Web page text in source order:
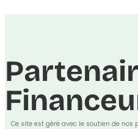
Ce site est géré avec le soutien de